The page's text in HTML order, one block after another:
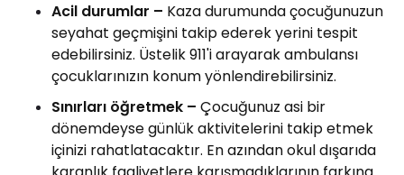
Acil durumlar – Kaza durumunda çocuğunuzun
seyahat geçmişini takip ederek yerini tespit
edebilirsiniz. Üstelik 911'i arayarak ambulansı
çocuklarınızın konum yönlendirebilirsiniz.
Sınırları öğretmek – Çocuğunuz asi bir
dönemdeyse günlük aktivitelerini takip etmek
içinizi rahatlatacaktır. En azından okul dışarıda